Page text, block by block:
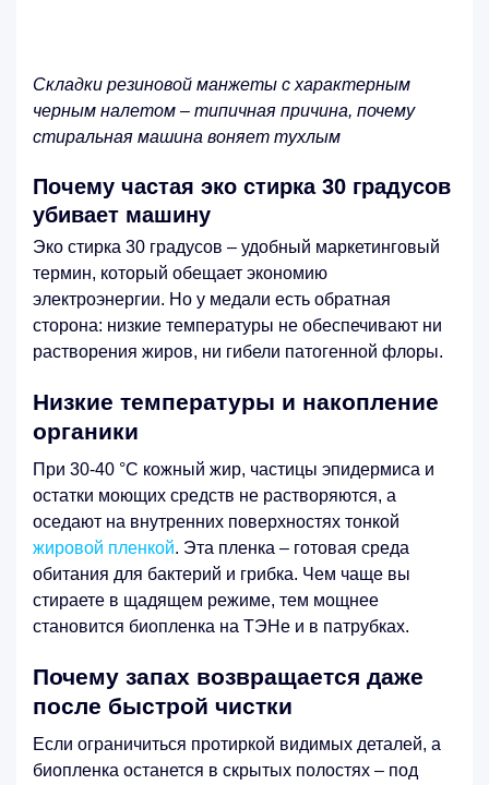
Складки резиновой манжеты с характерным
черным налетом – типичная причина, почему
стиральная машина воняет тухлым
Почему частая эко стирка 30 градусов
убивает машину
Эко стирка 30 градусов – удобный маркетинговый
термин, который обещает экономию
электроэнергии. Но у медали есть обратная
сторона: низкие температуры не обеспечивают ни
растворения жиров, ни гибели патогенной флоры.
Низкие температуры и накопление
органики
При 30-40 °C кожный жир, частицы эпидермиса и
остатки моющих средств не растворяются, а
оседают на внутренних поверхностях тонкой
жировой пленкой. Эта пленка – готовая среда
обитания для бактерий и грибка. Чем чаще вы
стираете в щадящем режиме, тем мощнее
становится биопленка на ТЭНе и в патрубках.
Почему запах возвращается даже
после быстрой чистки
Если ограничиться протиркой видимых деталей, а
биопленка останется в скрытых полостях – под